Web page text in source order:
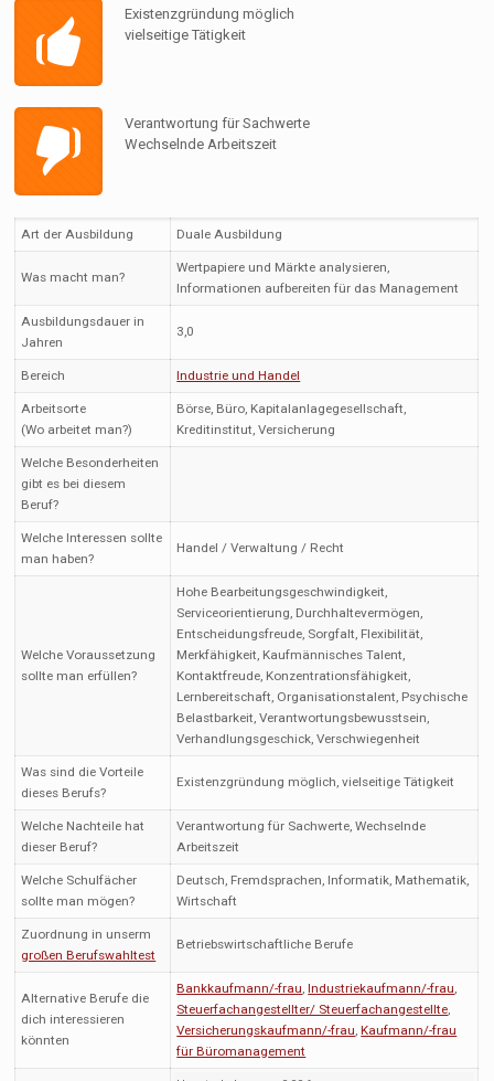
Existenzgründung möglich
vielseitige Tätigkeit
Verantwortung für Sachwerte
Wechselnde Arbeitszeit
Art der Ausbildung Duale Ausbildung
Was macht man?
Wertpapiere und Märkte analysieren,
Informationen aufbereiten für das Management
Ausbildungsdauer in
Jahren
3,0
Bereich Industrie und Handel
Arbeitsorte
(Wo arbeitet man?)
Börse, Büro, Kapitalanlagegesellschaft,
Kreditinstitut, Versicherung
Welche Besonderheiten
gibt es bei diesem
Beruf?
Welche Interessen sollte
man haben?
Handel / Verwaltung / Recht
Welche Voraussetzung
sollte man erfüllen?
Hohe Bearbeitungsgeschwindigkeit,
Serviceorientierung, Durchhaltevermögen,
Entscheidungsfreude, Sorgfalt, Flexibilität,
Merkfähigkeit, Kaufmännisches Talent,
Kontaktfreude, Konzentrationsfähigkeit,
Lernbereitschaft, Organisationstalent, Psychische
Belastbarkeit, Verantwortungsbewusstsein,
Verhandlungsgeschick, Verschwiegenheit
Was sind die Vorteile
dieses Berufs?
Existenzgründung möglich, vielseitige Tätigkeit
Welche Nachteile hat
dieser Beruf?
Verantwortung für Sachwerte, Wechselnde
Arbeitszeit
Welche Schulfächer
sollte man mögen?
Deutsch, Fremdsprachen, Informatik, Mathematik,
Wirtschaft
Zuordnung in unserm
großen Berufswahltest
Betriebswirtschaftliche Berufe
Alternative Berufe die
dich interessieren
könnten
Bankkaufmann/-frau,Industriekaufmann/-frau,
Steuerfachangestellter/ Steuerfachangestellte,
Versicherungskaufmann/-frau,Kaufmann/-frau
für Büromanagement